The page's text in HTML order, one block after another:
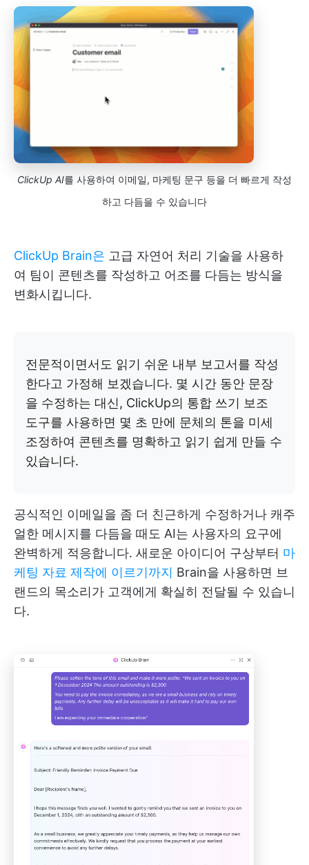
ClickUp AI를 사용하여 이메일, 마케팅 문구 등을 더 빠르게 작성
하고 다듬을 수 있습니다
ClickUp Brain은 고급 자연어 처리 기술을 사용하
여 팀이 콘텐츠를 작성하고 어조를 다듬는 방식을
변화시킵니다.
전문적이면서도 읽기 쉬운 내부 보고서를 작성
한다고 가정해 보겠습니다. 몇 시간 동안 문장
을 수정하는 대신, ClickUp의 통합 쓰기 보조
도구를 사용하면 몇 초 만에 문체의 톤을 미세
조정하여 콘텐츠를 명확하고 읽기 쉽게 만들 수
있습니다.
공식적인 이메일을 좀 더 친근하게 수정하거나 캐주
얼한 메시지를 다듬을 때도 AI는 사용자의 요구에
완벽하게 적응합니다. 새로운 아이디어 구상부터 마
케팅 자료 제작에 이르기까지 Brain을 사용하면 브
랜드의 목소리가 고객에게 확실히 전달될 수 있습니
다.